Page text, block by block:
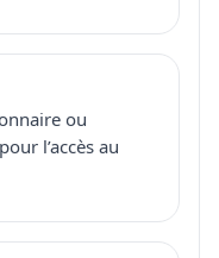
ou
l’accès au